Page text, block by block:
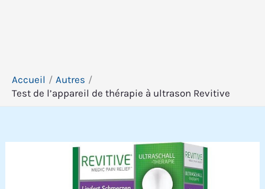
Accueil
Autres
Test de l’appareil de thérapie à ultrason Revitive